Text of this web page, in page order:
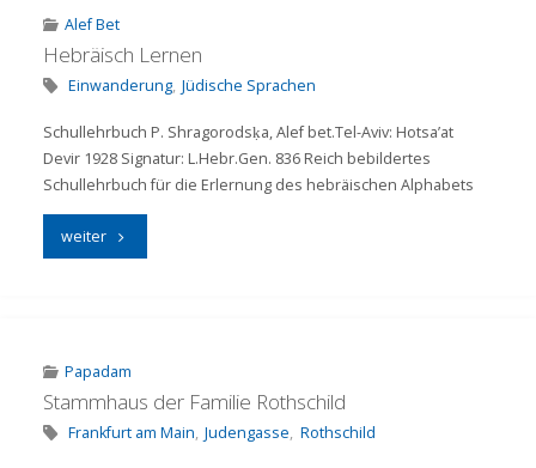
Alef Bet
Hebräisch Lernen
Einwanderung, Jüdische Sprachen
Schullehrbuch P. Shragorodsḳa, Alef bet.Tel-Aviv: Hotsa’at
Devir 1928 Signatur: L.Hebr.Gen. 836 Reich bebildertes
Schullehrbuch für die Erlernung des hebräischen Alphabets
weiter"Hebräisch
Papadam
Stammhaus der Familie Rothschild
Frankfurt am Main, Judengasse, Rothschild